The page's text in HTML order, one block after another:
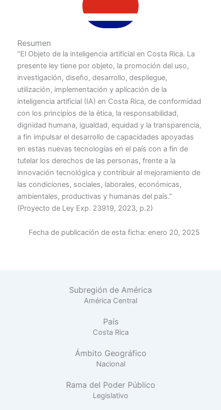
Resumen
“El Objeto de la inteligencia artificial en Costa Rica. La
presente ley tiene por objeto, la promoción del uso,
investigación, diseño, desarrollo, despliegue,
utilización, implementación y aplicación de la
inteligencia artificial (IA) en Costa Rica, de conformidad
con los principios de la ética, la responsabilidad,
dignidad humana, igualdad, equidad y la transparencia,
a fin impulsar el desarrollo de capacidades apoyadas
en estas nuevas tecnologías en el país con a fin de
tutelar los derechos de las personas, frente a la
innovación tecnológica y contribuir al mejoramiento de
las condiciones, sociales, laborales, económicas,
ambientales, productivas y humanas del país.”
(Proyecto de Ley Exp. 23919, 2023, p.2)
Fecha de publicación de esta ficha: enero 20, 2025
Subregión de América
América Central
País
Costa Rica
Ámbito Geográfico
Nacional
Rama del Poder Público
Legislativo